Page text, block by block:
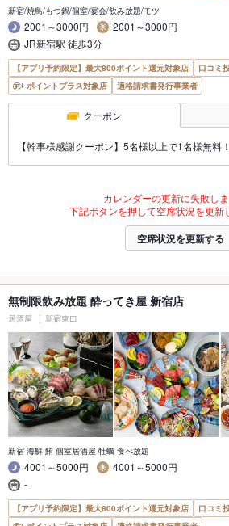
新宿/焼鳥/もつ鍋/個室/宴会/飲み放題/モツ
2001～3000円
2001～3000円
JR新宿駅 徒歩3分
【アプリ予約限定】最大800ポイント還元対象店
口コミ
ポイントプラス対象店
適格請求書発行事業者
クーポン
【幹事様感謝クーポン】5名様以上で1名様無料！
カレンダーの更新に失敗しま
下記ボタンを押して空席状況を更新
空席状況を更新する
無制限飲み放題 酔ってき屋 新宿店
居酒屋 新宿東口
新宿 海鮮 鮪 個室居酒屋 牡蠣 食べ放題
4001～5000円
4001～5000円
-
【アプリ予約限定】最大800ポイント還元対象店
口コミ